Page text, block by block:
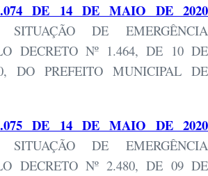
DE 14 DE MAIO DE 2020
DE EMERGÊNCIA
DECRETO Nº 1.464, DE 10 DE
DO PREFEITO MUNICIPAL DE
DE 14 DE MAIO DE 2020
DE EMERGÊNCIA
DECRETO Nº 2.480, DE 09 DE